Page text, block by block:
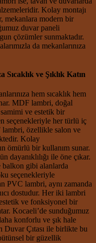
Kolay montajı
mekanlara modern bir
duvar paneli
çözümler sunmaktadır.
da mekanlarınıza
ve Şıklık Katın
hem sıcaklık hem
MDF lambri, doğal
ve estetik bir
seçenekleriyle her türlü iç
lambri, özellikle salon ve
Kolay
ömürlü bir kullanım sunar.
dayanıklılığı ile öne çıkar.
gibi alanlarda
seçenekleriyle
PVC lambri, aynı zamanda
dostudur. Her iki lambri
ve fonksiyonel bir
Kocaeli’de sunduğumuz
konforlu ve şık hale
Duvar Çıtası ile birlikte bu
bir güzellik